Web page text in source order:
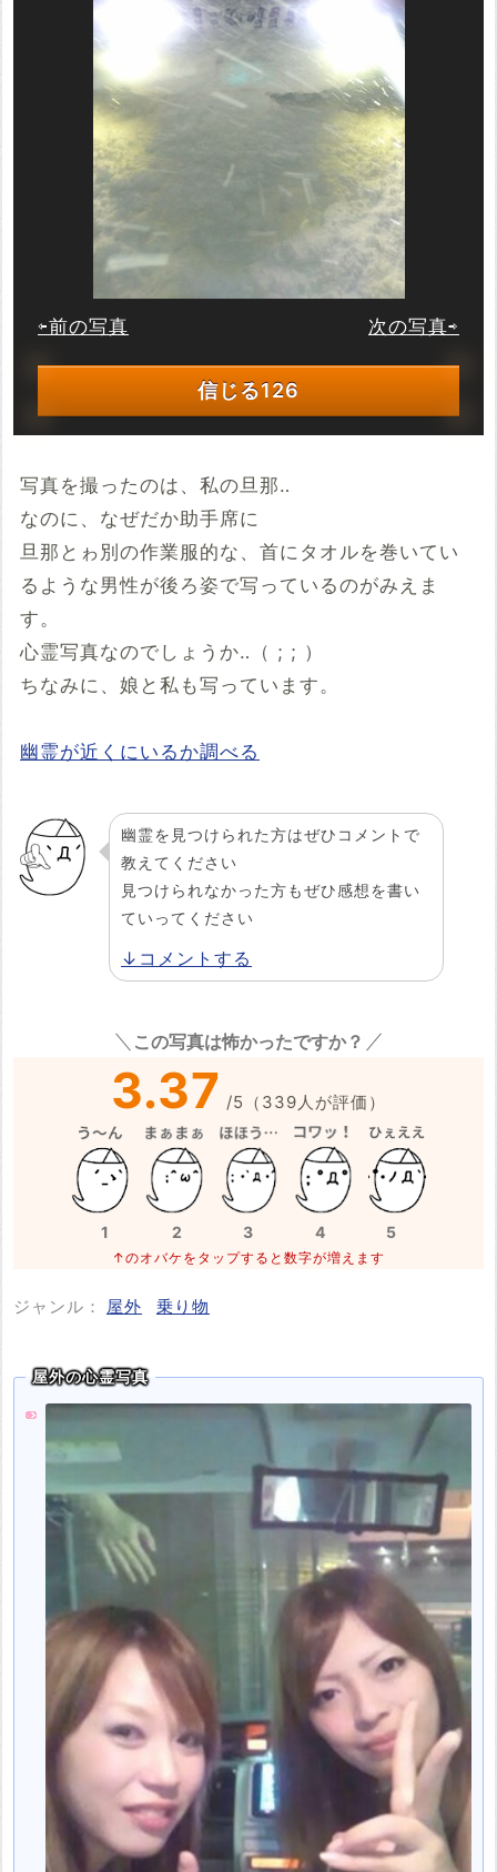
⇦前の写真 次の写真⇨
信じる126
写真を撮ったのは、私の旦那‥
なのに、なぜだか助手席に
旦那とゎ別の作業服的な、首にタオルを巻いてい
るような男性が後ろ姿で写っているのがみえま
す。
心霊写真なのでしょうか‥（ ; ; ）
ちなみに、娘と私も写っています。
幽霊が近くにいるか調べる
幽霊を見つけられた方はぜひコメントで
教えてください
見つけられなかった方もぜひ感想を書い
ていってください
↓コメントする
この写真は怖かったですか？
3.37 /5 （ 339人が評価）
1 2 3 4 5
↑のオバケをタップすると数字が増えます
ジャンル： 屋外 乗り物
屋外の心霊写真